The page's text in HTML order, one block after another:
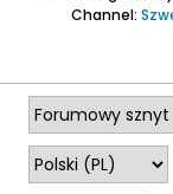
Channel: